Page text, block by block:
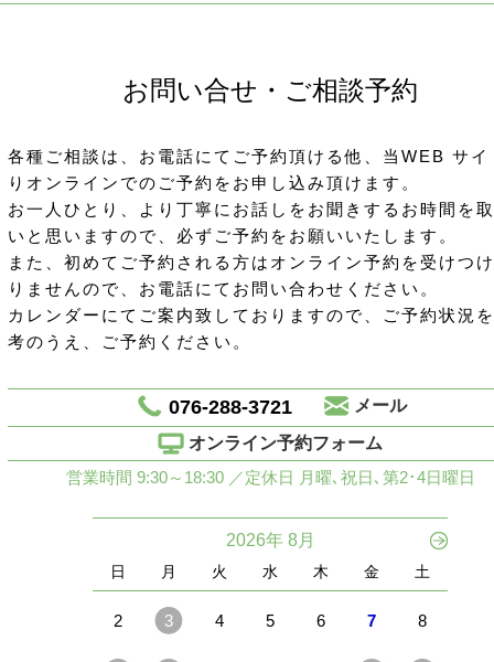
お問い合せ・ご相談予約
各種ご相談は、お電話にてご予約頂ける他、当WEB サイ
りオンラインでのご予約をお申し込み頂けます。
お一人ひとり、より丁寧にお話しをお聞きするお時間を
いと思いますので、必ずご予約をお願いいたします。
また、初めてご予約される方はオンライン予約を受けつ
りませんので、お電話にてお問い合わせください。
カレンダーにてご案内致しておりますので、ご予約状況
考のうえ、ご予約ください。
076-288-3721
メール
オンライン予約フォーム
営業時間 9:30～18:30 ／定休日 月曜､祝日､第2･4日曜日
2026年 8月
日 月 火 水 木 金 土
2 3 4 5 6 7 8